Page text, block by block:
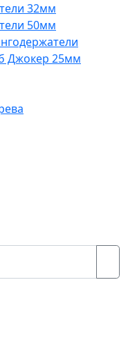
32мм
50мм
Джокер 25мм